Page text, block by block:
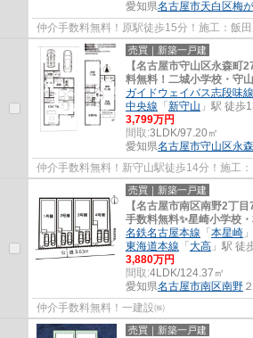
愛知県名古屋市天白区梅
仲介手数料無料！原駅徒歩15分！施工：飯
売買｜新築一戸建
【名古屋市守山区永森町
料無料！二城小学校・守
ガイドウェイバス志段味線
中央線 「 新守山 」駅 徒歩
3,799万円
間取:3LDK/97.20㎡
愛知県名古屋市守山区永
仲介手数料無料！新守山駅徒歩14分！施工
売買｜新築一戸建
【名古屋市南区南野2丁
手数料無料✨️星崎小学校
名鉄名古屋本線 「 本星崎
東海道本線 「 大高 」駅 徒
3,880万円
間取:4LDK/124.37㎡
愛知県名古屋市南区南野
仲介手数料無料！一建設㈱
売買｜新築一戸建